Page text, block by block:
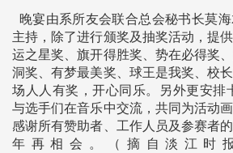
晚宴由系所友会联合总会秘书长莫
主持，除了进行颁奖及抽奖活动，提
运之星奖、旗开得胜奖、势在必得奖
洞奖、有梦最美奖、球王是我奖、校
场人人有奖，开心同乐。另外更安排
与选手们在音乐中交流，共同为活动
感谢所有赞助者、工作人员及参赛者
年再相会。（摘自淡江时